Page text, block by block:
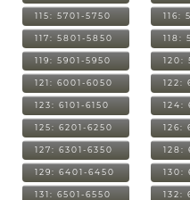
115: 5701-5750 116:
117: 5801-5850 118:
119: 5901-5950 120:
121: 6001-6050 122:
123: 6101-6150 124:
125: 6201-6250 126:
127: 6301-6350 128:
129: 6401-6450 130:
131: 6501-6550 132: